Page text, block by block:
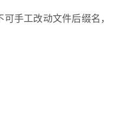
手工改动文件后缀名，